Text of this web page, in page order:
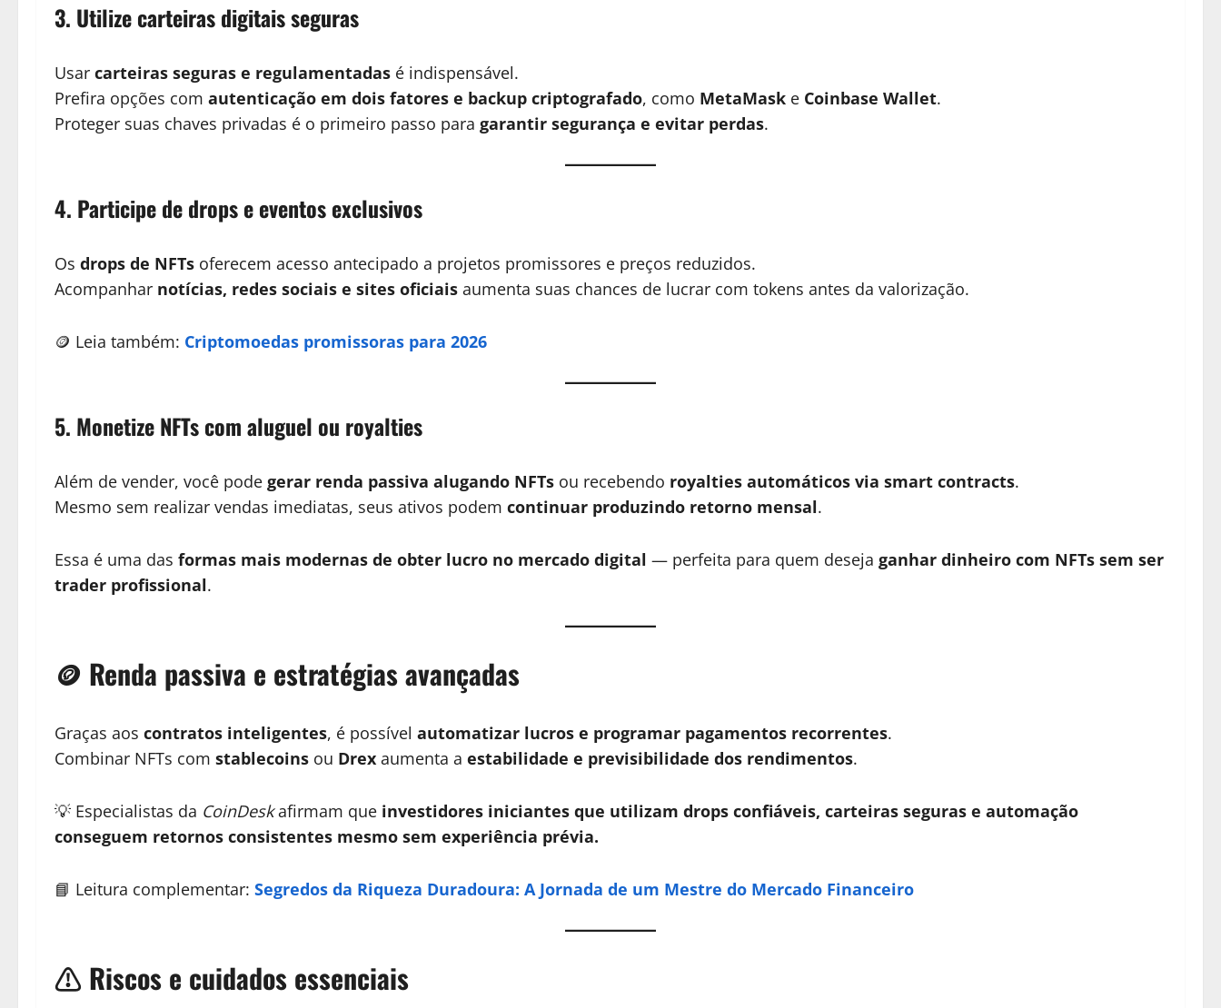
3. Utilize carteiras digitais seguras
Usar carteiras seguras e regulamentadas é indispensável.
Prefira opções com autenticação em dois fatores e backup criptografado, como MetaMask e Coinbase Wallet.
Proteger suas chaves privadas é o primeiro passo para garantir segurança e evitar perdas.
4. Participe de drops e eventos exclusivos
Os drops de NFTs oferecem acesso antecipado a projetos promissores e preços reduzidos.
Acompanhar notícias, redes sociais e sites oficiais aumenta suas chances de lucrar com tokens antes da valorização.
🪙 Leia também: Criptomoedas promissoras para 2026
5. Monetize NFTs com aluguel ou royalties
Além de vender, você pode gerar renda passiva alugando NFTs ou recebendo royalties automáticos via smart contracts.
Mesmo sem realizar vendas imediatas, seus ativos podem continuar produzindo retorno mensal.
Essa é uma das formas mais modernas de obter lucro no mercado digital — perfeita para quem deseja ganhar dinheiro com NFTs sem ser
trader profissional.
🪙 Renda passiva e estratégias avançadas
Graças aos contratos inteligentes, é possível automatizar lucros e programar pagamentos recorrentes.
Combinar NFTs com stablecoins ou Drex aumenta a estabilidade e previsibilidade dos rendimentos.
💡 Especialistas da CoinDeskafirmam que investidores iniciantes que utilizam drops confiáveis, carteiras seguras e automação
conseguem retornos consistentes mesmo sem experiência prévia.
📘 Leitura complementar: Segredos da Riqueza Duradoura: A Jornada de um Mestre do Mercado Financeiro
⚠️ Riscos e cuidados essenciais